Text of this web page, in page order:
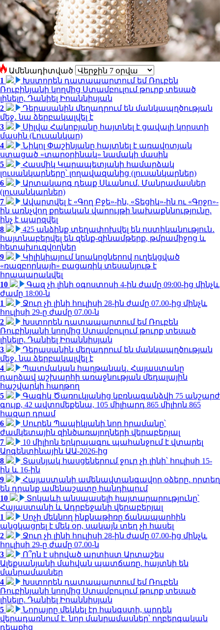
Ամենադիտված
1
Խստորեն դատապարտում եմ Ռուբեն
Ռուբինյանի կողմից Ստամբուլում թուրք տեսած
լինելը. Դանիել Իոաննիսյան
2
Դերասանին մեղադրում են մանկապղծության
մեջ․ նա ձերբակալվել է
3
Սիլվա Հակոբյանը հայտնել է ցավալի կորստի
մասին (Լուսանկար)
4
Նիկոլ Փաշինյանը հայտնել է առավոտյան
ստացած «տարօրինակ» նամակի մասին
5
Հասմիկ Կարապետյանի համարձակ
լուսանկարները՝ լողավազանից (լուսանկարներ)
6
Արտակարգ դեպք Սևանում. Մանրամասներ
(լուսանկարներ)
7
Ավարտվել է «Գող Բջե»-ին, «Տեցիկ»-ին ու «Գոջո»-
ին առնչվող քրեական վարույթի նախաքննությունը.
ինչ է պարզվել
8
425 անձինք տեղափոխվել են ոստիկանություն․
հայտնաբերվել են զենք-զինամթերք, թմրամիջոց և
հետախուզվողներ
9
Կիլիկիայում կրակոցներով ուղեկցված
«ռազբորկայի» բացառիկ տեսանյութ է
հրապարակվել
10
Գազ չի լինի օգոստոսի 4-ին ժամը 09:00-ից մինչև
ժամը 18:00-ն
1
Ջուր չի լինի հուլիսի 28-ին ժամը 07.00-ից մինչև
հուլիսի 29-ը ժամը 07.00-ն
2
Խստորեն դատապարտում եմ Ռուբեն
Ռուբինյանի կողմից Ստամբուլում թուրք տեսած
լինելը. Դանիել Իոաննիսյան
3
Դերասանին մեղադրում են մանկապղծության
մեջ․ նա ձերբակալվել է
4
Պատմական հաղթանակ․ Հայաստանը
դարձավ աշխարհի առաջնության մեդալային
հաշվարկի հաղթող
5
Գագիկ Ծառուկյանից կբռնագանձվի 75 անշարժ
գույք, 42 ավտոմեքենա, 105 միլիարդ 865 միլիոն 865
հազար դրամ
6
Սուրեն Պապիկյանի նոր հրամանը՝
ժամկետային զինծառայողների վերաբերյալ
7
10 միլիոն երկրպագու պահանջում է վտարել
Արգենտինային ԱԱ-2026-ից
8
Տասնյակ հասցեներում ջուր չի լինի՝ հուլիսի 15-
ին և 16-ին
9
Հայաստանի ամենավտանգավոր օձերը. որտեղ
են դրանք ամենաշատը հանդիպում
10
Տոկաևի անսպասելի հայտարարությունը՝
Հայաստանի և Ադրբեջանի վերաբերյալ
1
Սոչի մեկնող ինքնաթիռը ճանապարհին
անցկացրել է մեկ օր, սակայն տեղ չի հասել
2
Ջուր չի լինի հուլիսի 28-ին ժամը 07.00-ից մինչև
հուլիսի 29-ը ժամը 07.00-ն
3
Ո՞րն է սիրված արտիստ Արտաշես
Ալեքսանյանի մահվան պատճառը. հայտնի են
մանրամասներ
4
Խստորեն դատապարտում եմ Ռուբեն
Ռուբինյանի կողմից Ստամբուլում թուրք տեսած
լինելը. Դանիել Իոաննիսյան
5
Նորայրը մեկնել էր հանգստի, արդեն
վերադառնում է. նոր մանրամասներ՝ ողբերգական
դեպքից